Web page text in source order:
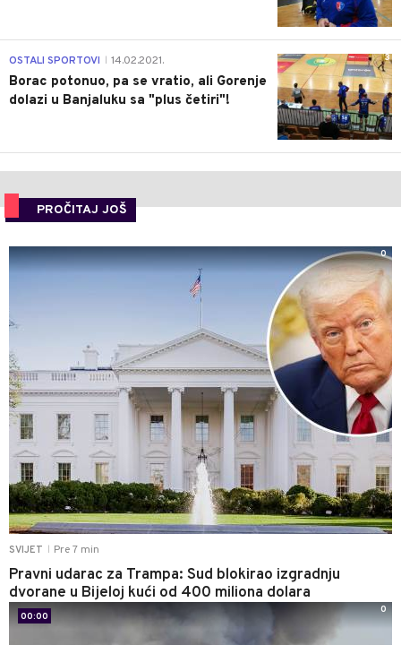
3
OSTALI SPORTOVI 14.02.2021.
Borac potonuo, pa se vratio, ali Gorenje
dolazi u Banjaluku sa "plus četiri"!
PROČITAJ JOŠ
SVIJET Pre 7 min
Pravni udarac za Trampa: Sud blokirao izgradnju
dvorane u Bijeloj kući od 400 miliona dolara
0
00:00
0